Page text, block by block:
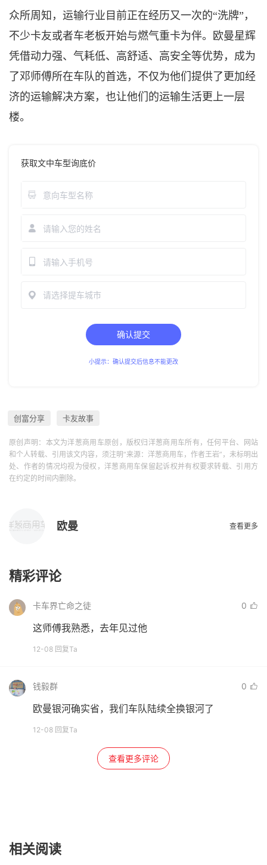
众所周知，运输行业目前正在经历又一次的“洗牌”，
不少卡友或者车老板开始与燃气重卡为伴。欧曼星辉
凭借动力强、气耗低、高舒适、高安全等优势，成为
了邓师傅所在车队的首选，不仅为他们提供了更加经
济的运输解决方案，也让他们的运输生活更上一层
楼。
获取文中车型询底价
请选择提车城市
确认提交
小提示：确认提交后信息不能更改
创富分享 卡友故事
原创声明：本文为洋葱商用车原创，版权归洋葱商用车所有，任何平台、网站
和个人转载、引用该文内容，须注明“来源：洋葱商用车，作者王岩”，未标明出
处、作者的情况均视为侵权，洋葱商用车保留起诉权并有权要求转载、引用方
在约定的时间内删除。
欧曼 查看更多
精彩评论
卡车界亡命之徒 0
这师傅我熟悉，去年见过他
12-08 回复Ta
钱毅群 0
欧曼银河确实省，我们车队陆续全换银河了
12-08 回复Ta
查看更多评论
相关阅读